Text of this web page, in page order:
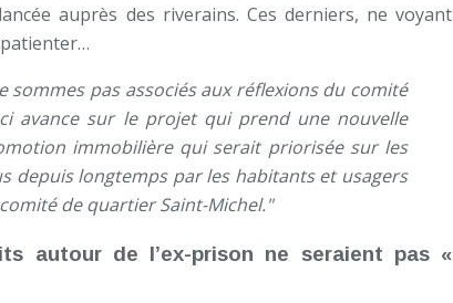
auprès des riverains. Ces derniers, ne voyant
sommes pas associés aux réflexions du comité
avance sur le projet qui prend une nouvelle
immobilière qui serait priorisée sur les
depuis longtemps par les habitants et usagers
de quartier Saint-Michel."
autour de l’ex-prison ne seraient pas «